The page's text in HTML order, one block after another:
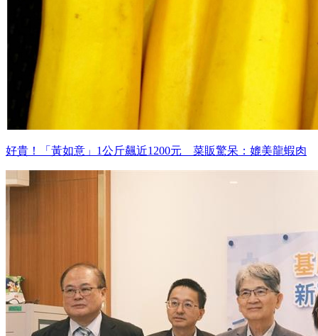
好貴！「黃如意」1公斤飆近1200元 菜販驚呆：媲美龍蝦肉